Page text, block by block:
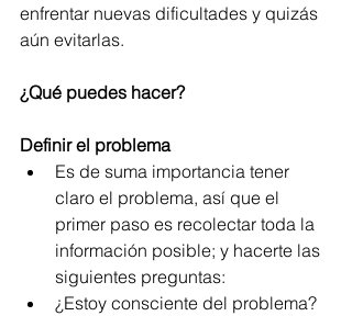
enfrentar nuevas dificultades y quizás
aún evitarlas.
¿Qué puedes hacer?
Definir el problema
Es de suma importancia tener
claro el problema, así que el
primer paso es recolectar toda la
información posible; y hacerte las
siguientes preguntas:
¿Estoy consciente del problema?